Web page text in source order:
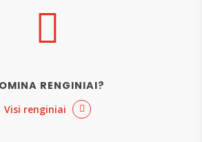
RENGINIAI?
Visi renginiai